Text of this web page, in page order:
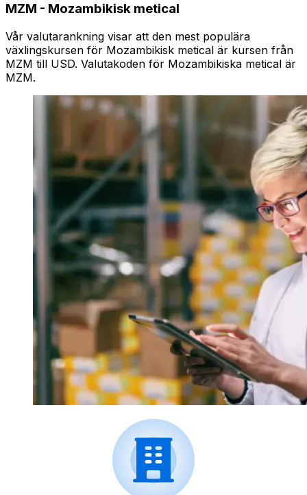
MZM - Mozambikisk metical
Vår valutarankning visar att den mest populära
växlingskursen för Mozambikisk metical är kursen från
MZM till USD. Valutakoden för Mozambikiska metical är
MZM.